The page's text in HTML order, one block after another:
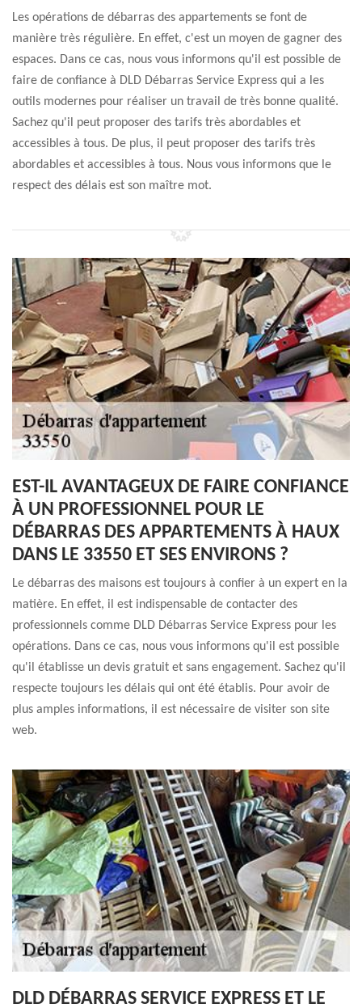
Les opérations de débarras des appartements se font de
manière très régulière. En effet, c'est un moyen de gagner des
espaces. Dans ce cas, nous vous informons qu'il est possible de
faire de confiance à DLD Débarras Service Express qui a les
outils modernes pour réaliser un travail de très bonne qualité.
Sachez qu'il peut proposer des tarifs très abordables et
accessibles à tous. De plus, il peut proposer des tarifs très
abordables et accessibles à tous. Nous vous informons que le
respect des délais est son maître mot.
EST-IL AVANTAGEUX DE FAIRE CONFIANCE
À UN PROFESSIONNEL POUR LE
DÉBARRAS DES APPARTEMENTS À HAUX
DANS LE 33550 ET SES ENVIRONS ?
Le débarras des maisons est toujours à confier à un expert en la
matière. En effet, il est indispensable de contacter des
professionnels comme DLD Débarras Service Express pour les
opérations. Dans ce cas, nous vous informons qu'il est possible
qu'il établisse un devis gratuit et sans engagement. Sachez qu'il
respecte toujours les délais qui ont été établis. Pour avoir de
plus amples informations, il est nécessaire de visiter son site
web.
DLD DÉBARRAS SERVICE EXPRESS ET LE